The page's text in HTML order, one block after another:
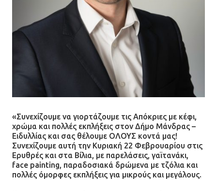
Άργος: Στη φυλακή οι δύο
αστυνομικοί για τους
πυροβολισμούς κατά του 20χρονου
με αναπηρία
11.07.2026 | 22:59
Ένα πουλί «υπεύθυνο» για την
πρωινή διακοπή ρεύματος στη
09.07.2026 | 11:12
Φωτιά σε επιχείρηση στον
Ασπρόπυργο – Ήχησε το 112
09.07.2026 | 09:19
«Συνεχίζουμε να γιορτάζουμε τις Απόκριες με κέφι,
χρώμα και πολλές εκπλήξεις στον Δήμο Μάνδρας –
Ειδυλλίας και σας θέλουμε ΟΛΟΥΣ κοντά μας!
Συνεχίζουμε αυτή την Κυριακή 22 Φεβρουαρίου στις
Ερυθρές και στα Βίλια, με παρελάσεις, γαϊτανάκι,
face painting, παραδοσιακά δρώμενα με τζόλια και
πολλές όμορφες εκπλήξεις για μικρούς και μεγάλους.